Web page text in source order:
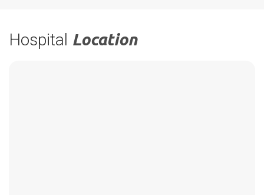
Hospital Location